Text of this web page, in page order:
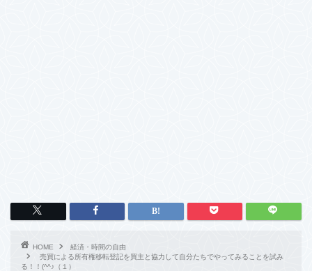
HOME
経済・時間の自由
売買による所有権移転登記を買主と協力して自分たちでやってみることを試み
る！！(^^♪（１）